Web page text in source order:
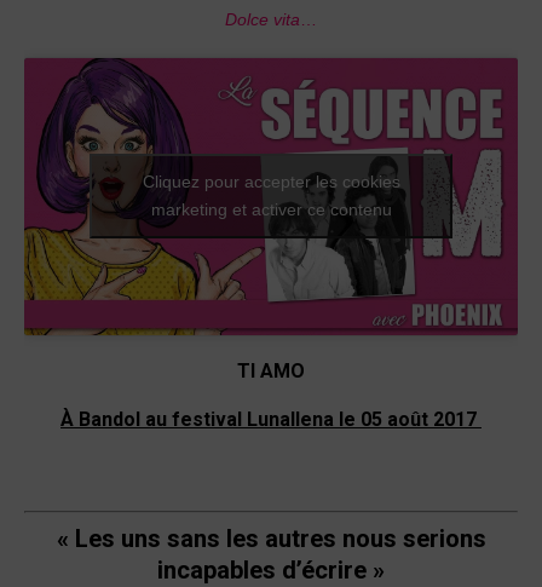
Dolce vita
Cliquez pour accepter les cookies
marketing et activer ce contenu
TI AMO
À Bandol au festival Lunallena le 05 août 2017
« Les uns sans les autres nous serions
incapables d’écrire »